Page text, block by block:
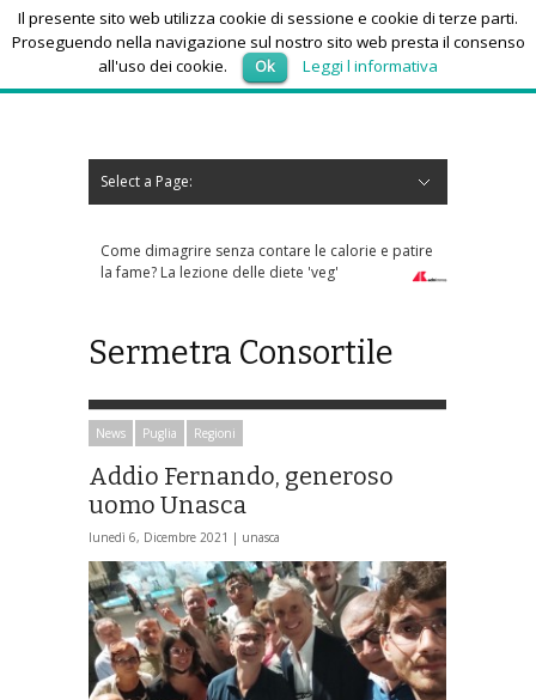
sabato 8, Agosto 2026
Select a Page:
dimagrire senza contare le calorie e patire
La lezione delle diete 'veg'
Sos anziani per truffe
che risponde ai numeri
Sermetra Consortile
News Puglia Regioni
Addio Fernando, generoso
uomo Unasca
lunedì 6, Dicembre 2021 | unasca
Il presente sito web utilizza cookie di sessione e cookie di terze parti.
Proseguendo nella navigazione sul nostro sito web presta il consenso
all'uso dei cookie.
Ok Leggi l informativa